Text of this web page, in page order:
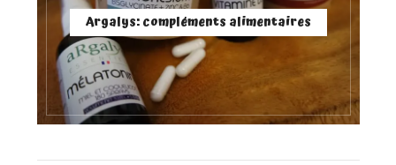
Argalys: compléments alimentaires